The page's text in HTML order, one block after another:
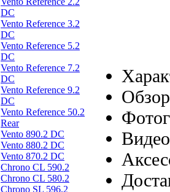
DC
Vento Reference 3.2
DC
Vento Reference 5.2
DC
Vento Reference 7.2
DC
Vento Reference 9.2
DC
Vento Reference 50.2
Rear
Vento 890.2 DС
Vento 880.2 DС
Vento 870.2 DС
Chrono CL 590.2
Chrono CL 580.2
Chrono SL 596.2
Обзор
Видео